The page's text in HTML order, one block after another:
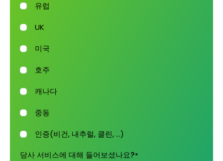
유럽
UK
미국
호주
캐나다
중동
인증(비건, 내추럴, 클린, ...)
당사 서비스에 대해 들어보셨나요?*